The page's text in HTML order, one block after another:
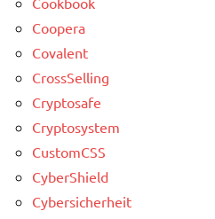
Coopera
Covalent
CrossSelling
Cryptosafe
Cryptosystem
CustomCSS
CyberShield
Cybersicherheit